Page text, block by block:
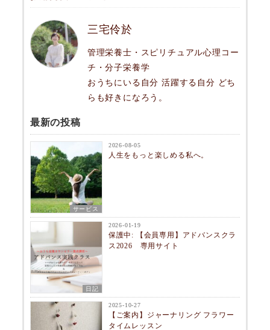
三宅伶於
管理栄養士・スピリチュアル心理コー
チ・分子栄養学
おうちにいる自分 活躍する自分 どち
らも好きになろう。
最新の投稿
サービス
2026-08-05
人生をもっと楽しめる私へ。
日記
2026-01-19
保護中: 【会員専用】アドバンスクラ
ス2026 専用サイト
2025-10-27
【ご案内】ジャーナリング フラワー
タイムレッスン